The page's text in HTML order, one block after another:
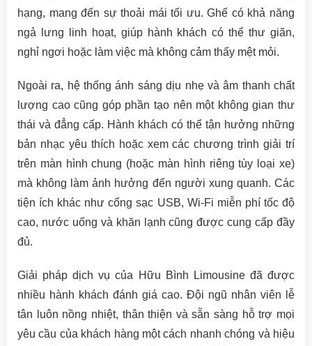
hạng, mang đến sự thoải mái tối ưu. Ghế có khả năng
ngả lưng linh hoạt, giúp hành khách có thể thư giãn,
nghỉ ngơi hoặc làm việc mà không cảm thấy mệt mỏi.
Ngoài ra, hệ thống ánh sáng dịu nhẹ và âm thanh chất
lượng cao cũng góp phần tạo nên một không gian thư
thái và đẳng cấp. Hành khách có thể tận hưởng những
bản nhạc yêu thích hoặc xem các chương trình giải trí
trên màn hình chung (hoặc màn hình riêng tùy loại xe)
mà không làm ảnh hưởng đến người xung quanh. Các
tiện ích khác như cổng sạc USB, Wi-Fi miễn phí tốc độ
cao, nước uống và khăn lạnh cũng được cung cấp đầy
đủ.
Giải pháp dịch vụ của Hữu Bình Limousine đã được
nhiều hành khách đánh giá cao. Đội ngũ nhân viên lễ
tân luôn nồng nhiệt, thân thiện và sẵn sàng hỗ trợ mọi
yêu cầu của khách hàng một cách nhanh chóng và hiệu